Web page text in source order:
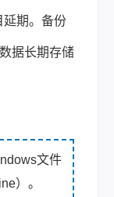
延期。备份
据长期存储
文件
）。